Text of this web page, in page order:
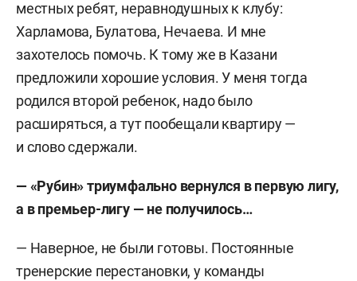
местных ребят, неравнодушных к клубу:
Харламова, Булатова, Нечаева. И мне
захотелось помочь. К тому же в Казани
предложили хорошие условия. У меня тогда
родился второй ребенок, надо было
расширяться, а тут пообещали квартиру —
и слово сдержали.
— «Рубин» триумфально вернулся в первую лигу,
а в премьер-лигу — не получилось…
— Наверное, не были готовы. Постоянные
тренерские перестановки, у команды